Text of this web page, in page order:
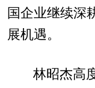
国企业继续深
展机遇。
林昭杰高